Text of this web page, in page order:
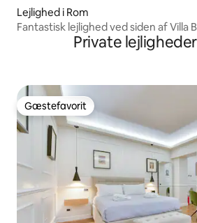
Lejlighed i Rom
Fantastisk lejlighed ved siden af Villa
Private
Gæstefavorit
Gæstefavorit